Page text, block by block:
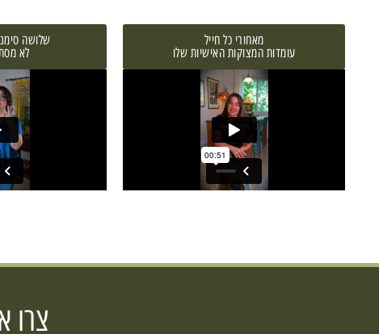
מאחורי כל חייל
עומדות המצוקות האישיות שלו
שלושה
לא
צרו